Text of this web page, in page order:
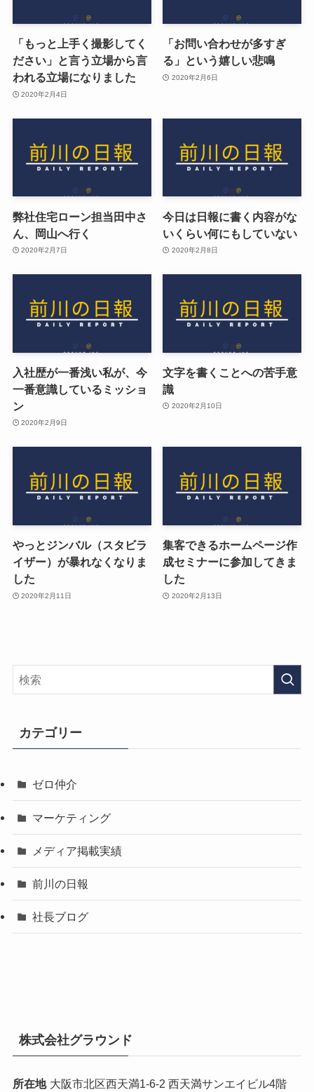
「もっと上手く撮影してく
ださい」と言う立場から言
われる立場になりました
2020年2月4日
「お問い合わせが多すぎ
る」という嬉しい悲鳴
2020年2月6日
弊社住宅ローン担当田中さ
ん、岡山へ行く
2020年2月7日
今日は日報に書く内容がな
いくらい何にもしていない
2020年2月8日
入社歴が一番浅い私が、今
一番意識しているミッショ
ン
2020年2月9日
文字を書くことへの苦手意
識
2020年2月10日
やっとジンバル（スタビラ
イザー）が暴れなくなりま
した
2020年2月11日
集客できるホームページ作
成セミナーに参加してきま
した
2020年2月13日
カテゴリー
ゼロ仲介
マーケティング
メディア掲載実績
前川の日報
社長ブログ
株式会社グラウンド
所在地 大阪市北区西天満1-6-2 西天満サンエイビル4階